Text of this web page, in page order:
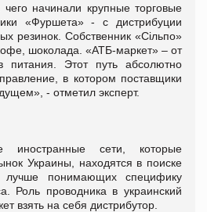
начинали крупные торговые
«Фуршета» - с дистрибуции
резинок. Собственник «Сільпо»
шоколада. «АТБ-маркет» – от
питания. Этот путь абсолютно
в котором поставщики
- отметил эксперт.
иностранные сети, которые
Украины, находятся в поиске
лучше понимающих специфику
Роль проводника в украинский
взять на себя дистрибутор.